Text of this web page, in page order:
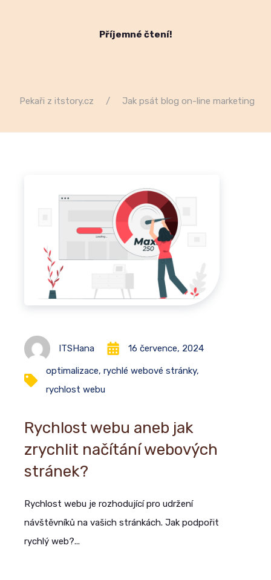
Příjemné čtení!
Pekaři z itstory.cz Jak psát blog on-line marketing
ITSHana 16 července, 2024
optimalizace, rychlé webové stránky,
rychlost webu
Rychlost webu aneb jak
zrychlit načítání webových
stránek?
Rychlost webu je rozhodující pro udržení
návštěvníků na vašich stránkách. Jak podpořit
rychlý web?...